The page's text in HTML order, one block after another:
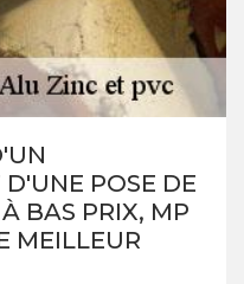
POSE DE
BAS PRIX, MP
MEILLEUR